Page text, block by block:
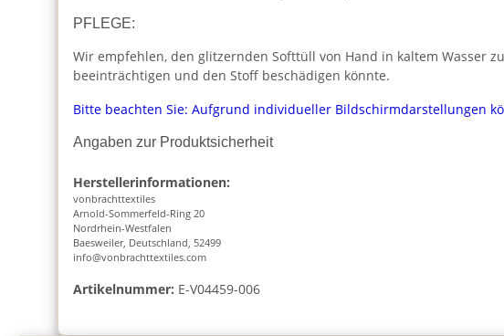
PFLEGE:
Wir empfehlen, den glitzernden Softtüll von Hand in kaltem Wasser
beeinträchtigen und den Stoff beschädigen könnte.
Bitte beachten Sie: Aufgrund individueller Bildschirmdarstellungen
Angaben zur Produktsicherheit
Herstellerinformationen:
vonbrachttextiles
Arnold-Sommerfeld-Ring 20
Nordrhein-Westfalen
Baesweiler, Deutschland, 52499
info@vonbrachttextiles.com
Artikelnummer: E-V04459-006